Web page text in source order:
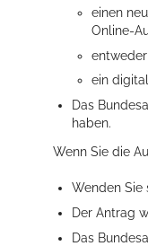
einen
Online-
ein
Das
haben.
Wenn Sie die
Wenden Sie
Der Antrag
Das